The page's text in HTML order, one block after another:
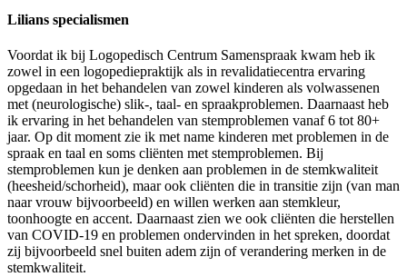
Lilians specialismen
Voordat ik bij Logopedisch Centrum Samenspraak kwam heb ik
zowel in een logopediepraktijk als in revalidatiecentra ervaring
opgedaan in het behandelen van zowel kinderen als volwassenen
met (neurologische) slik-, taal- en spraakproblemen. Daarnaast heb
ik ervaring in het behandelen van stemproblemen vanaf 6 tot 80+
jaar. Op dit moment zie ik met name kinderen met problemen in de
spraak en taal en soms cliënten met stemproblemen. Bij
stemproblemen kun je denken aan problemen in de stemkwaliteit
(heesheid/schorheid), maar ook cliënten die in transitie zijn (van man
naar vrouw bijvoorbeeld) en willen werken aan stemkleur,
toonhoogte en accent. Daarnaast zien we ook cliënten die herstellen
van COVID-19 en problemen ondervinden in het spreken, doordat
zij bijvoorbeeld snel buiten adem zijn of verandering merken in de
stemkwaliteit.